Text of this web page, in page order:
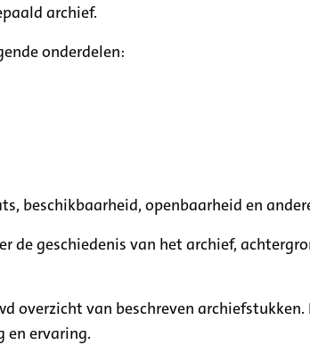
archief.
onderdelen:
beschikbaarheid, openbaarheid en
geschiedenis van het archief,
overzicht van beschreven
en ervaring.